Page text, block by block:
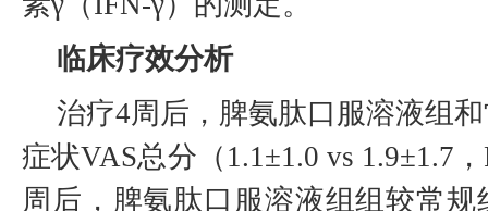
临床疗效分析
治疗4周后，脾氨肽口服溶液组
症状VAS总分（1.1±1.0 vs 1.9±1.7
周后，脾氨肽口服溶液组组较常